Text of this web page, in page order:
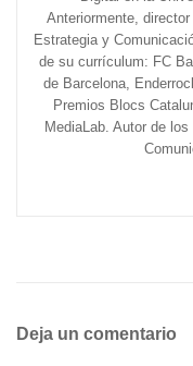
Anteriormente,
Estrategia y
de su currículum: FC
de Barcelona,
Premios Blocs
MediaLab. Autor de
Deja un comentario